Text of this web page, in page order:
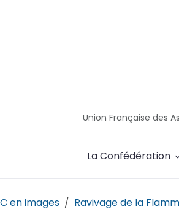
Union Française des
La Confédération
en images Ravivage de la